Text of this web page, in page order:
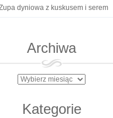
dyniowa z kuskusem i serem
Archiwa
Archiwa
Kategorie